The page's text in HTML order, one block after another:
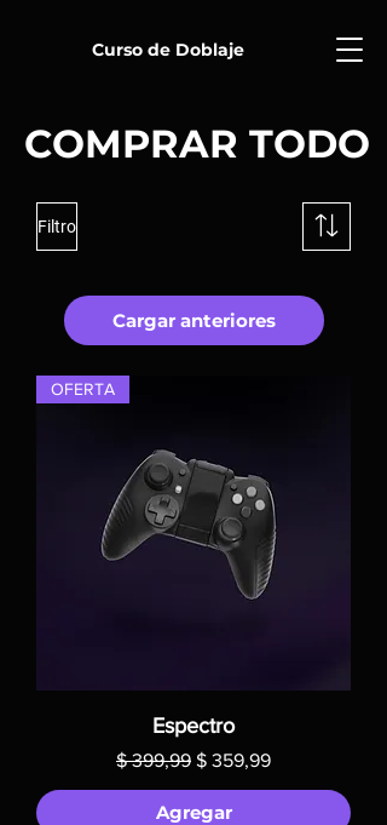
Curso de Doblaje
COMPRAR TODO
Filtro
Cargar anteriores
OFERTA
Espectro
Precio
$ 399,99 Precio de oferta
$ 359,99
Agregar